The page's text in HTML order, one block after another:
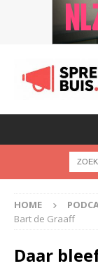
HOME
Bart de Graaff
Daar